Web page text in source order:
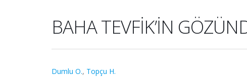
BAHA TEVFİK’İN
Dumlu O., Topçu H.